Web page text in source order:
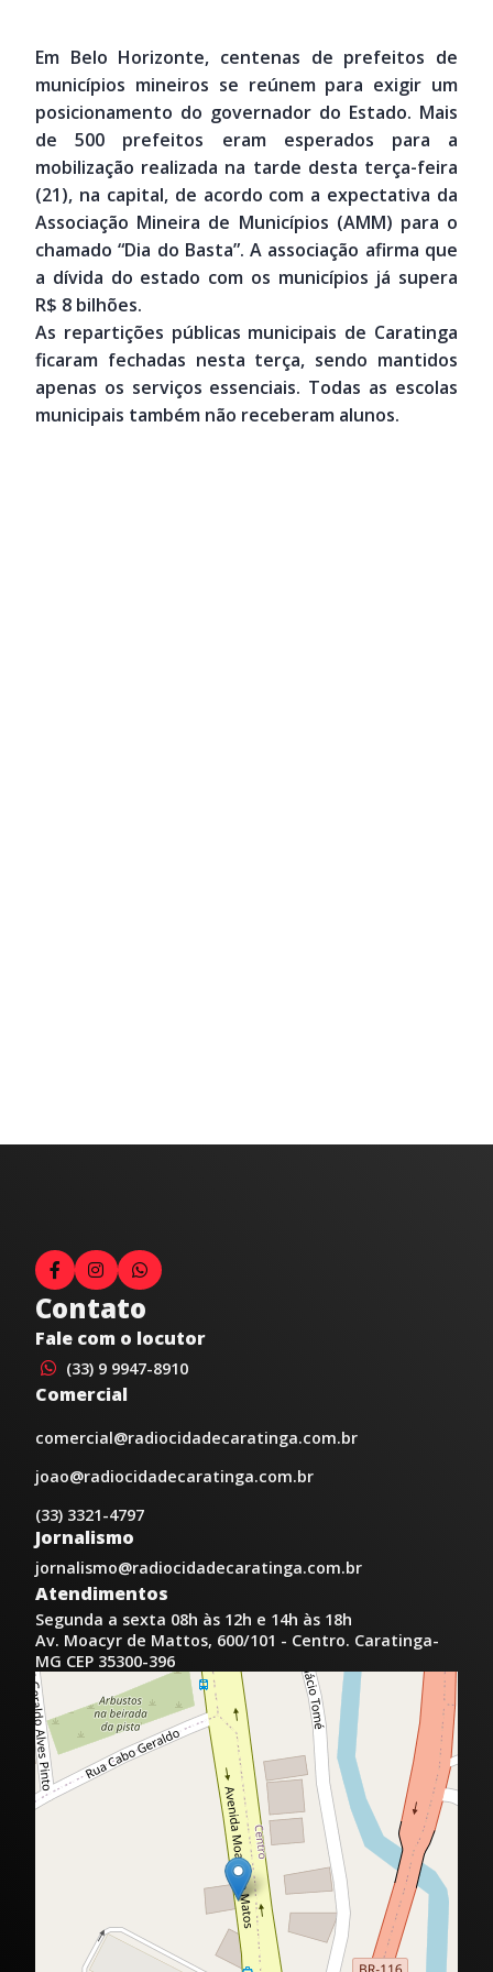
ficaram fechadas nesta terça, sendo mantidos
apenas os serviços essenciais. Todas as escolas
municipais também não receberam alunos.
Contato
Fale com o locutor
(33) 9 9947-8910
Comercial
comercial@radiocidadecaratinga.com.br
joao@radiocidadecaratinga.com.br
(33) 3321-4797
Jornalismo
jornalismo@radiocidadecaratinga.com.br
Atendimentos
Segunda a sexta 08h às 12h e 14h às 18h
Av. Moacyr de Mattos, 600/101 - Centro. Caratinga-
MG CEP 35300-396